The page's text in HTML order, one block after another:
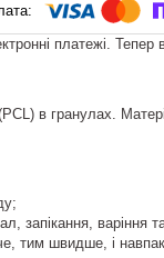
платежі.
в гранулах.
запікання, варіння
тим швидше, і